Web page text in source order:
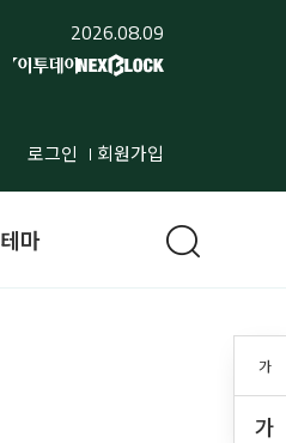
2026.08.09
로그인 회원가입
가
가
테마